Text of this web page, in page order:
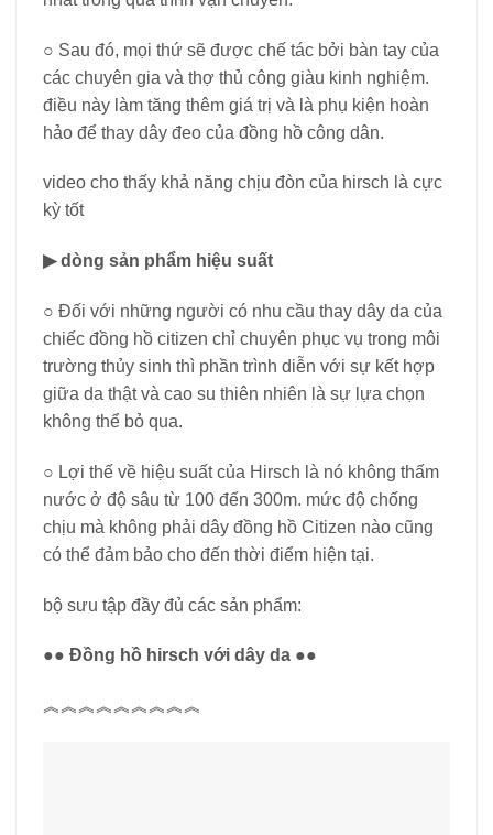
○ Sau đó, mọi thứ sẽ được chế tác bởi bàn tay của
các chuyên gia và thợ thủ công giàu kinh nghiệm.
điều này làm tăng thêm giá trị và là phụ kiện hoàn
hảo để thay dây đeo của đồng hồ công dân.
video cho thấy khả năng chịu đòn của hirsch là cực
kỳ tốt
▶ dòng sản phẩm hiệu suất
○ Đối với những người có nhu cầu thay dây da của
chiếc đồng hồ citizen chỉ chuyên phục vụ trong môi
trường thủy sinh thì phần trình diễn với sự kết hợp
giữa da thật và cao su thiên nhiên là sự lựa chọn
không thể bỏ qua.
○ Lợi thế về hiệu suất của Hirsch là nó không thấm
nước ở độ sâu từ 100 đến 300m. mức độ chống
chịu mà không phải dây đồng hồ Citizen nào cũng
có thể đảm bảo cho đến thời điểm hiện tại.
bộ sưu tập đầy đủ các sản phẩm:
●● Đồng hồ hirsch với dây da ●●
︽︽︽︽︽︽︽︽︽